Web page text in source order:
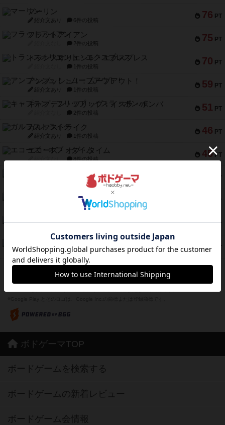
76 PT
マーリン
紹介文あり 6件の投稿
75 PT
フラットアイアン
2件の投稿
70 PT
トランスオリエント・エクスプレス
1件の投稿
59 PT
アンブッシュ！：ムーブアウト！
紹介文あり 1件の投稿
51 PT
キャプテン・フリップ：イスラ・ボンバ
2件の投稿
46 PT
ガルフストライク
紹介文あり 1件の投稿
45 PT
エコーズ・オブ・タイム
8件の投稿
PT
12件の投稿
PT
1件の投稿
45 PT
42 PT
紹介文あり 10件の投稿
※Apple、Apple のロゴ は、米国および他の国々で登録されたApple Inc.の商標です。
ボドゲーマTOP
ボードゲームを検索する
ボードゲームの新着レビュー
ボードゲーム会情報